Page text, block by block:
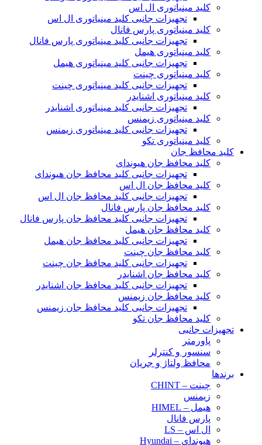
کلید مینیاتوری ال اس
تجهیزات جانبی کلید مینیاتوری ال اس
کلید مینیاتوری پارس فانال
تجهیزات جانبی کلید مینیاتوری پارس فانال
کلید مینیاتوری هیمل
تجهیزات جانبی کلید مینیاتوری هیمل
کلید مینیاتوری چینت
تجهیزات جانبی کلید مینیاتوری چینت
کلید مینیاتوری اشنایدر
تجهیزات جانبی کلید مینیاتوری اشنایدر
کلید مینیاتوری زیمنس
تجهیزات جانبی کلید مینیاتوری زیمنس
کلید مینیاتوری تکو
کلید محافظ جان
کلید محافظ جان هیوندای
تجهیزات جانبی کلید محافظ جان هیوندای
کلید محافظ جان ال اس
تجهیزات جانبی کلید محافظ جان ال اس
کلید محافظ جان پارس فانال
تجهیزات جانبی کلید محافظ جان پارس فانال
کلید محافظ جان هیمل
تجهیزات جانبی کلید محافظ جان هیمل
کلید محافظ جان چینت
تجهیزات جانبی کلید محافظ جان چینت
کلید محافظ جان اشنایدر
تجهیزات جانبی کلید محافظ جان اشنایدر
کلید محافظ جان زیمنس
تجهیزات جانبی کلید محافظ جان زیمنس
کلید محافظ جان تکو
تجهیزات جانبی
پاورمتر
سنسور و کنترلر
محافظ ولتاژ و‌ جریان
برندها
چینت – CHINT
زیمنس
هیمل – HIMEL
پارس فانال
ال اس – LS
هیوندای – Hyundai